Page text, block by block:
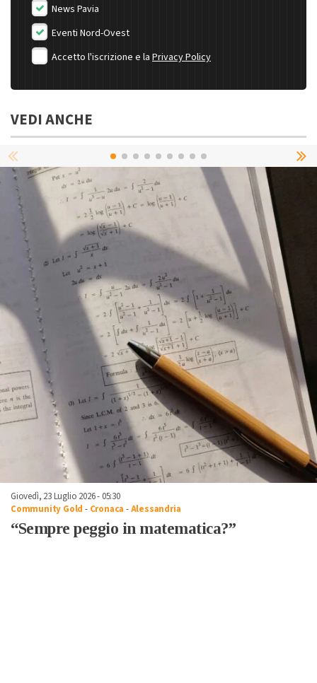
News Pavia
Eventi Nord-Ovest
Accetto l'iscrizione e la Privacy Policy
VEDI ANCHE
Giovedì, 23 Luglio 2026 - 05:30
Community Gold - Cronaca -Alessandria
“Sempre peggio in matematica?”